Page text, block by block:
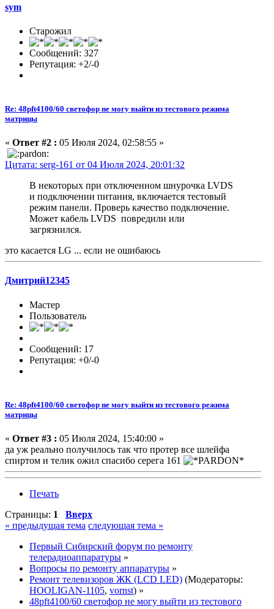
sym
Старожил
Сообщений: 327
Репутация: +2/-0
Re: 48pft4100/60 светофор не могу выйти из тестового режима
матрицы
« Ответ #2 : 05 Июля 2024, 02:58:55 »
Цитата: serg-161 от 04 Июля 2024, 20:01:32
В некоторых при отключенном шнурочка LVDS
и подключении питания, включается тестовый
режим панели. Проверь качество подключение.
Может кабель LVDS повредили или
загрязнился.
это касается LG ... если не ошибаюсь
Дмитрий12345
Мастер
Пользователь
Сообщений: 17
Репутация: +0/-0
Re: 48pft4100/60 светофор не могу выйти из тестового режима
матрицы
« Ответ #3 : 05 Июля 2024, 15:40:00 »
да уж реально получилось так что протер все шлейфа
спиртом и телик ожил спасибо серега 161
Печать
Страницы: 1
Вверх
« предыдущая тема следующая тема »
Первый Сибирский форум по ремонту
телерадиоаппаратуры »
Вопросы по ремонту аппаратуры »
Ремонт телевизоров ЖК (LCD LED) (Модераторы:
HOOLIGAN-1105, vornst) »
48pft4100/60 светофор не могу выйти из тестового